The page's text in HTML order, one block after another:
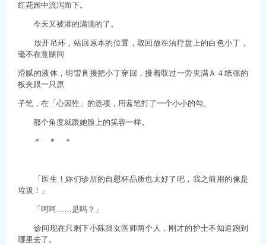
红花园中流泻而下。
今天又被灌的满满的了。
放开吊环，站回原本的位置，取回放在治疗盘上的白色小丁，
毫不在意腿间
滑腻的液体，明雪直接把小丁穿回，接着取过一旁夹满Ａ４纸张的
板夹跟一只原
子笔，在「心因性」的选项，用蓝笔打了一个小小的勾。
那个角度就跟她脸上的笑容一样。
＊ ＊ ＊
「医生！妳们诊所的自慰杯品质也太好了吧，我之前用的像是
垃圾！」
「呵呵……是吗？」
诊间现在只剩下小陈跟女医师两个人，刚才的护士不知道跑到
哪里去了。